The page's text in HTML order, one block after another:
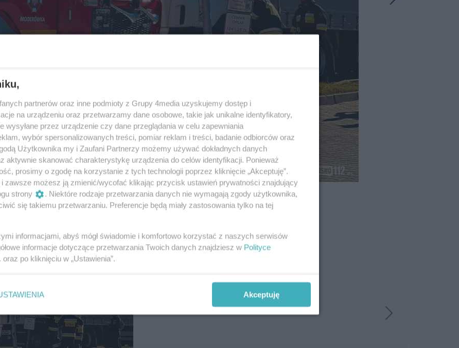
4 / 14
partnerów oraz inne podmioty z Grupy 4media uzyskujemy dostęp i
na urządzeniu oraz przetwarzamy dane osobowe, takie jak unikalne identyfikatory,
wysyłane przez urządzenie czy dane przeglądania w celu zapewniania
wybór spersonalizowanych treści, pomiar reklam i treści, badanie odbiorców oraz
Użytkownika my i Zaufani Partnerzy możemy używać dokładnych danych
aktywnie skanować charakterystykę urządzenia do celów identyfikacji. Ponieważ
prosimy o zgodę na korzystanie z tych technologii poprzez kliknięcie „Akceptuję”.
i zawsze możesz ją zmienić/wycofać klikając przycisk ustawień prywatności znajdujący
strony
. Niektóre rodzaje przetwarzania danych nie wymagają zgody użytkownika,
się takiemu przetwarzaniu. Preferencje będą miały zastosowania tylko na tej
informacjami, abyś mógł świadomie i komfortowo korzystać z naszych serwisów
informacje dotyczące przetwarzania Twoich danych znajdziesz w Polityce
. oraz po kliknięciu w „Ustawienia”.
Akceptuję